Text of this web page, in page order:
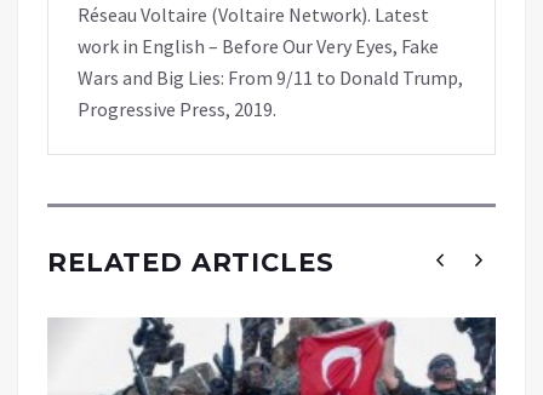
Réseau Voltaire (Voltaire Network). Latest
work in English – Before Our Very Eyes, Fake
Wars and Big Lies: From 9/11 to Donald Trump,
Progressive Press, 2019.
RELATED ARTICLES